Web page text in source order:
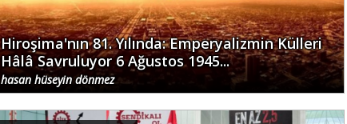
Hiroşima'nın 81. Yılında: Emperyalizmin Külleri
Hâlâ Savruluyor 6 Ağustos 1945...
hasan hüseyin dönmez